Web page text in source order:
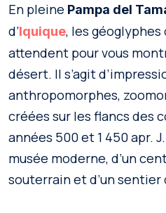
En pleine Pampa del
d’Iquique, les géoglyphes
attendent pour vous
désert. Il s’agit
anthropomorphes,
créées sur les flancs des
années 500 et 1 450 apr.
musée moderne, d’un
souterrain et d’un